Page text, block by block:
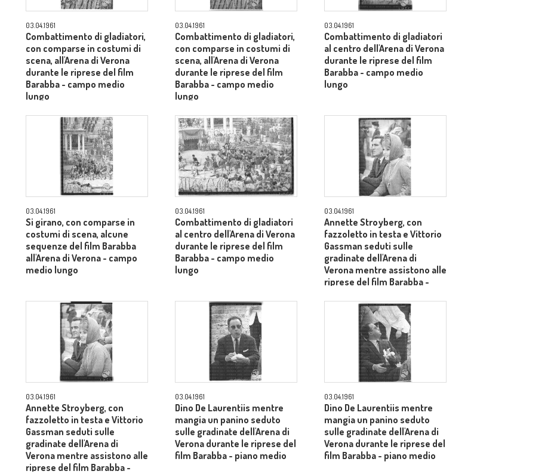
03.04.1961
Combattimento di gladiatori,
con comparse in costumi di
scena, all'Arena di Verona
durante le riprese del film
Barabba - campo medio
lungo
03.04.1961
Combattimento di gladiatori,
con comparse in costumi di
scena, all'Arena di Verona
durante le riprese del film
Barabba - campo medio
lungo
03.04.1961
Combattimento di gladiatori
al centro dell'Arena di Verona
durante le riprese del film
Barabba - campo medio
lungo
03.04.1961
Si girano, con comparse in
costumi di scena, alcune
sequenze del film Barabba
all'Arena di Verona - campo
medio lungo
03.04.1961
Combattimento di gladiatori
al centro dell'Arena di Verona
durante le riprese del film
Barabba - campo medio
lungo
03.04.1961
Annette Stroyberg, con
fazzoletto in testa e Vittorio
Gassman seduti sulle
gradinate dell'Arena di
Verona mentre assistono alle
riprese del film Barabba -
03.04.1961
Annette Stroyberg, con
fazzoletto in testa e Vittorio
Gassman seduti sulle
gradinate dell'Arena di
Verona mentre assistono alle
riprese del film Barabba -
03.04.1961
Dino De Laurentiis mentre
mangia un panino seduto
sulle gradinate dell'Arena di
Verona durante le riprese del
film Barabba - piano medio
03.04.1961
Dino De Laurentiis mentre
mangia un panino seduto
sulle gradinate dell'Arena di
Verona durante le riprese del
film Barabba - piano medio